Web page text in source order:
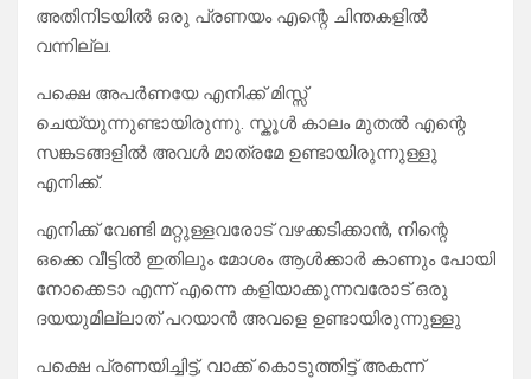
അതിനിടയിൽ ഒരു പ്രണയം എന്റെ ചിന്തകളിൽ
വന്നില്ല.
പക്ഷെ അപർണയേ എനിക്ക് മിസ്സ്
ചെയ്യുന്നുണ്ടായിരുന്നു. സ്കൂൾ കാലം മുതൽ എന്റെ
സങ്കടങ്ങളിൽ അവൾ മാത്രമേ ഉണ്ടായിരുന്നുള്ളു
എനിക്ക്.
എനിക്ക് വേണ്ടി മറ്റുള്ളവരോട് വഴക്കടിക്കാൻ, നിന്റെ
ഒക്കെ വീട്ടിൽ ഇതിലും മോശം ആൾക്കാർ കാണും പോയി
നോക്കെടാ എന്ന് എന്നെ കളിയാക്കുന്നവരോട് ഒരു
ദയയുമില്ലാത് പറയാൻ അവളെ ഉണ്ടായിരുന്നുള്ളു
പക്ഷെ പ്രണയിച്ചിട്ട്, വാക്ക് കൊടുത്തിട്ട് അകന്ന്